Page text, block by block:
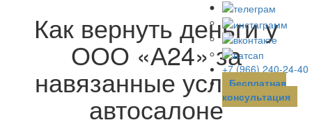
+7 (966) 240-24-40
Бесплатная
консультация
Как вернуть деньги у
ООО «А24» за
навязанные услуги в
автосалоне